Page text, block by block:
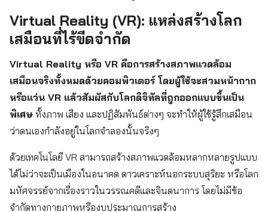
Virtual Reality (VR): แหล่งสร้างโลก
เสมือนที่ไร้ขีดจำกัด
Virtual Reality หรือ VR คือการสร้างสภาพแวดล้อม
เสมือนจริงทั้งหมดด้วยคอมพิวเตอร์ โดยผู้ใช้จะสวมหน้ากาก
หรือแว่น VR แล้วสัมผัสกับโลกดิจิทัลที่ถูกออกแบบขึ้นเป็น
พิเศษ ทั้งภาพ เสียง และปฏิสัมพันธ์ต่างๆ จะทำให้ผู้ใช้รู้สึกเสมือน
ว่าตนเองกำลังอยู่ในโลกจำลองนั้นจริงๆ
ด้วยเทคโนโลยี VR สามารถสร้างสภาพแวดล้อมหลากหลายรูปแบบ
ได้ไม่ว่าจะเป็นเมืองในอนาคต ดาวเคราะห์นอกระบบสุริยะ หรือโลก
มหัศจรรย์จากเรื่องราวในวรรณคดีและจินตนาการ โดยไม่มีข้อ
จำกัดทางกายภาพหรืองบประมาณการสร้าง